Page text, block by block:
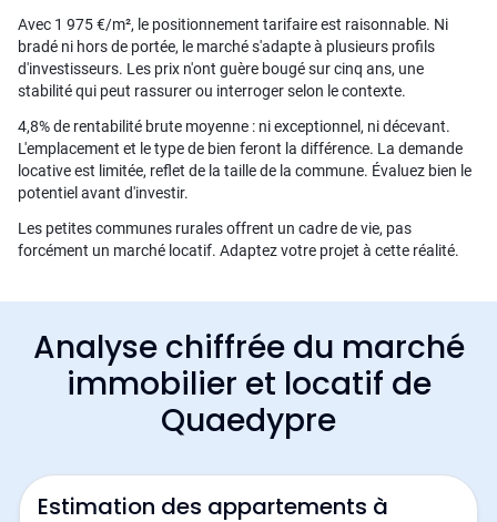
Avec 1 975 €/m², le positionnement tarifaire est raisonnable. Ni
bradé ni hors de portée, le marché s'adapte à plusieurs profils
d'investisseurs. Les prix n'ont guère bougé sur cinq ans, une
stabilité qui peut rassurer ou interroger selon le contexte.
4,8% de rentabilité brute moyenne : ni exceptionnel, ni décevant.
L'emplacement et le type de bien feront la différence. La demande
locative est limitée, reflet de la taille de la commune. Évaluez bien le
potentiel avant d'investir.
Les petites communes rurales offrent un cadre de vie, pas
forcément un marché locatif. Adaptez votre projet à cette réalité.
Analyse chiffrée du marché
immobilier et locatif de
Quaedypre
Estimation des appartements à